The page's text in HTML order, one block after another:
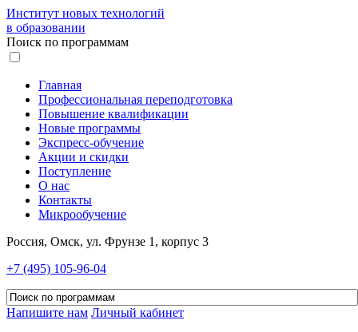
Институт новых технологий
в образовании
Поиск по программам
Главная
Профессиональная переподготовка
Повышение квалификации
Новые программы
Экспресс-обучение
Акции и скидки
Поступление
О нас
Контакты
Микрообучение
Россия, Омск, ул. Фрунзе 1, корпус 3
+7 (495) 105-96-04
Напишите нам Личный кабинет